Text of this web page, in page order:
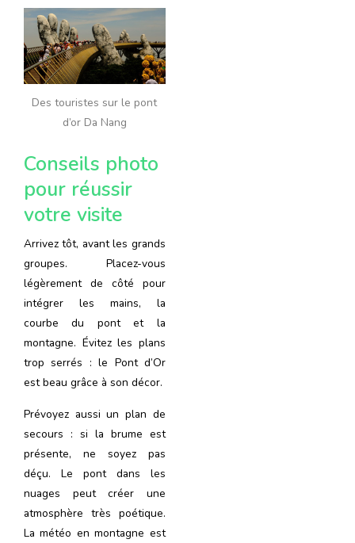
Des touristes sur le pont
d’or Da Nang
Conseils photo
pour réussir
votre visite
Arrivez tôt, avant les grands
groupes. Placez-vous
légèrement de côté pour
intégrer les mains, la
courbe du pont et la
montagne. Évitez les plans
trop serrés : le Pont d’Or
est beau grâce à son décor.
Prévoyez aussi un plan de
secours : si la brume est
présente, ne soyez pas
déçu. Le pont dans les
nuages peut créer une
atmosphère très poétique.
La météo en montagne est